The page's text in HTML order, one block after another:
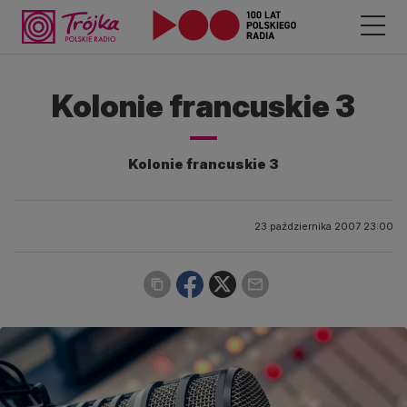
Kolonie francuskie 3
Kolonie francuskie 3
23 października 2007 23:00